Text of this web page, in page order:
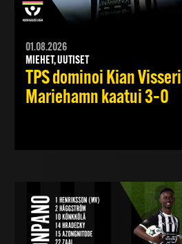
01.08.2026
MIEHET, UUTISET
TPS dominoi Kian
Mariehamn kaatui 3–0